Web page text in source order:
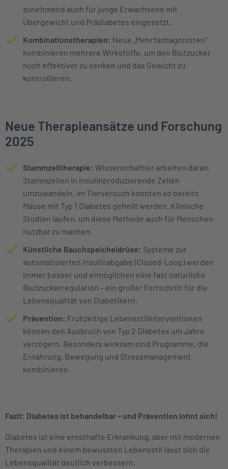
zunehmend auch für junge Erwachsene mit
Übergewicht und Prädiabetes eingesetzt.
Kombinationstherapien: Neue „Mehrfachagonisten“
kombinieren mehrere Wirkstoffe, um den Blutzucker
noch effektiver zu senken und das Gewicht zu
kontrollieren.
Neue Therapieansätze und Forschung
2025
Stammzelltherapie: Wissenschaftler arbeiten daran,
Stammzellen in insulinproduzierende Zellen
umzuwandeln. Im Tierversuch konnten so bereits
Mäuse mit Typ 1 Diabetes geheilt werden. Klinische
Studien laufen, um diese Methode auch für Menschen
nutzbar zu machen.
Künstliche Bauchspeicheldrüse: Systeme zur
automatisierten Insulinabgabe (Closed-Loop) werden
immer besser und ermöglichen eine fast natürliche
Blutzuckerregulation – ein großer Fortschritt für die
Lebensqualität von Diabetikern.
Prävention: Frühzeitige Lebensstilinterventionen
können den Ausbruch von Typ 2 Diabetes um Jahre
verzögern. Besonders wirksam sind Programme, die
Ernährung, Bewegung und Stressmanagement
kombinieren.
Fazit: Diabetes ist behandelbar – und Prävention lohnt sich!
Diabetes ist eine ernsthafte Erkrankung, aber mit modernen
Therapien und einem bewussten Lebensstil lässt sich die
Lebensqualität deutlich verbessern.